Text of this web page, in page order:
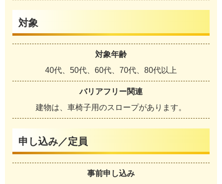
対象
対象年齢
40代、50代、60代、70代、80代以上
バリアフリー関連
建物は、車椅子用のスロープがあります。
申し込み／定員
事前申し込み